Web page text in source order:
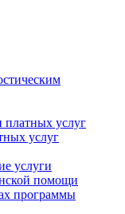
платных услуг
услуг
услуги
помощи
программы